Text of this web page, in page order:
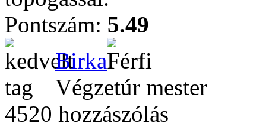
Pontszám: 5.49
Birka
Végzetúr mester
4520 hozzászólás